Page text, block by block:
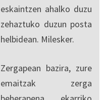
eskaintzen ahalko duzu
zehaztuko duzun posta
helbidean. Milesker.
Zergapean bazira, zure
emaitzak zerga